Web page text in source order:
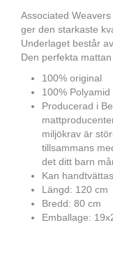
Associated
ger den starkaste
Underlaget består
Den perfekta
100% original
100%
Producerad i
miljökrav är
tillsammans
det ditt barn
Kan handtvättas
Längd: 120 cm
Bredd: 80 cm
Emballage: